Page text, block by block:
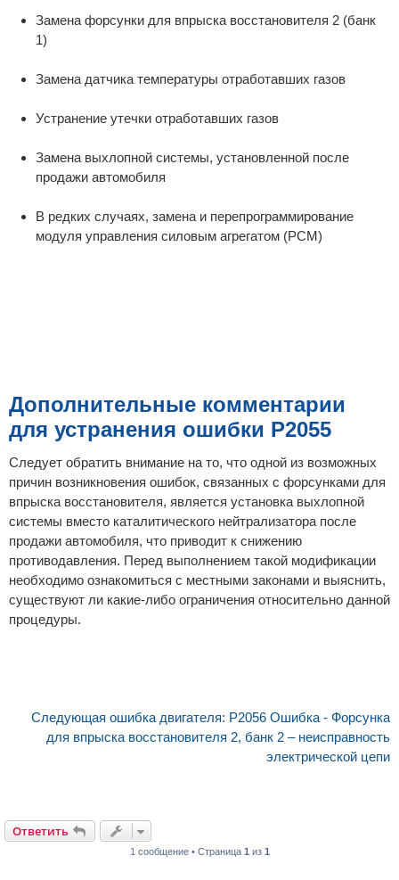
Замена форсунки для впрыска восстановителя 2 (банк
1)
Замена датчика температуры отработавших газов
Устранение утечки отработавших газов
Замена выхлопной системы, установленной после
продажи автомобиля
В редких случаях, замена и перепрограммирование
модуля управления силовым агрегатом (PCM)
Дополнительные комментарии
для устранения ошибки P2055
Следует обратить внимание на то, что одной из возможных
причин возникновения ошибок, связанных с форсунками для
впрыска восстановителя, является установка выхлопной
системы вместо каталитического нейтрализатора после
продажи автомобиля, что приводит к снижению
противодавления. Перед выполнением такой модификации
необходимо ознакомиться с местными законами и выяснить,
существуют ли какие-либо ограничения относительно данной
процедуры.
Следующая ошибка двигателя: P2056 Ошибка - Форсунка
для впрыска восстановителя 2, банк 2 – неисправность
электрической цепи
Ответить
1 сообщение • Страница 1 из 1